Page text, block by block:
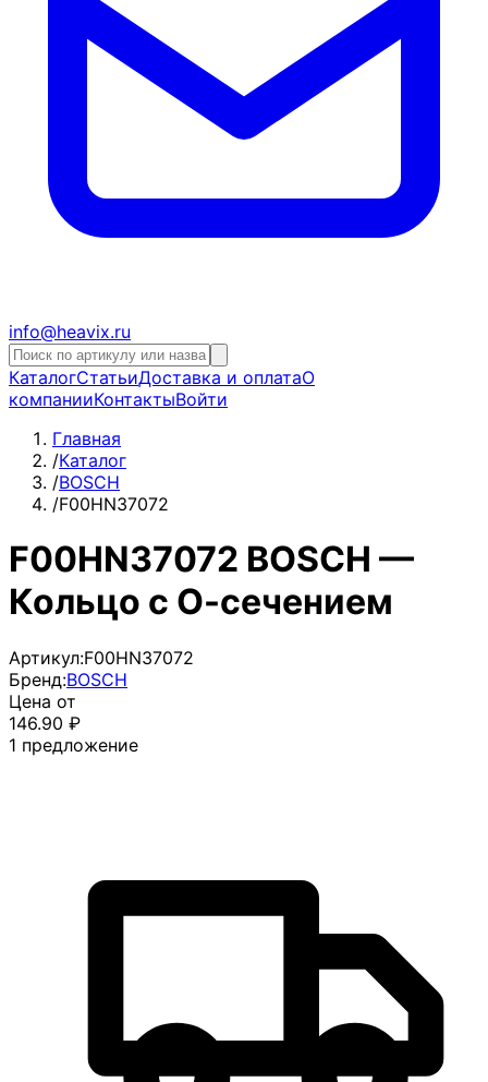
info@heavix.ru
КаталогСтатьиДоставка и оплатаО
компанииКонтактыВойти
Главная
/Каталог
/BOSCH
/F00HN37072
F00HN37072 BOSCH —
Кольцо с О-сечением
Артикул:F00HN37072
Бренд:BOSCH
Цена от
146.90 ₽
1 предложение